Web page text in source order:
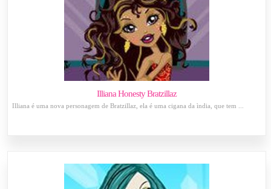
Illiana Honesty Bratzillaz
Illiana é uma nova personagem de Bratzillaz, ela é uma cigana da ìndia, que tem ...